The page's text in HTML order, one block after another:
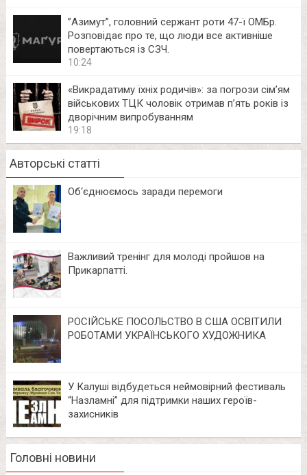
⁨”Азимут”, головний сержант роти 47-ї ОМБр.
Розповідає про те, що люди все активніше
повертаються із СЗЧ.
10:24
«Викрадатиму їхніх родичів»: за погрози сім’ям
військових ТЦК чоловік отримав п’ять років із
дворічним випробуванням
19:18
Авторські статті
Об‘єднюємось заради перемоги
Важливий тренінг для молоді пройшов на
Прикарпатті.
РОСІЙСЬКЕ ПОСОЛЬСТВО В США ОСВІТИЛИ
РОБОТАМИ УКРАЇНСЬКОГО ХУДОЖНИКА
У Калуші відбудеться неймовірний фестиваль
“Назламні” для підтримки наших героїв-
захисників
Головні новини